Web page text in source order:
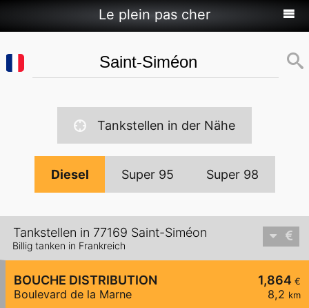
Le plein pas cher
Tankstellen in der Nähe
Diesel Super 95 Super 98
Tankstellen in 77169 Saint-Siméon
Billig tanken in Frankreich
1,864 €
8,2 km
BOUCHE DISTRIBUTION
Boulevard de la Marne